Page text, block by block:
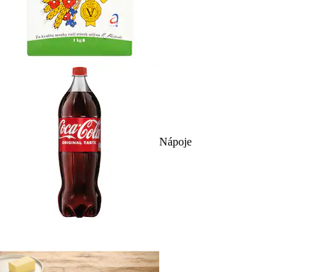
Nápoje